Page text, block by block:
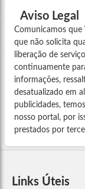
Aviso Legal
Comunicamos que
que não solicita
liberação de
continuamente
informações,
desatualizado em
publicidades,
nosso portal, por
prestados por
Links Úteis